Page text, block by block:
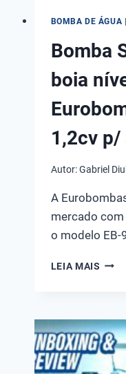
BOMBA DE ÁGUA
Bomba
boia
1,2cv p/
Autor: Gabriel
A
mercado
o modelo EB-
LEIA MAIS
EB-